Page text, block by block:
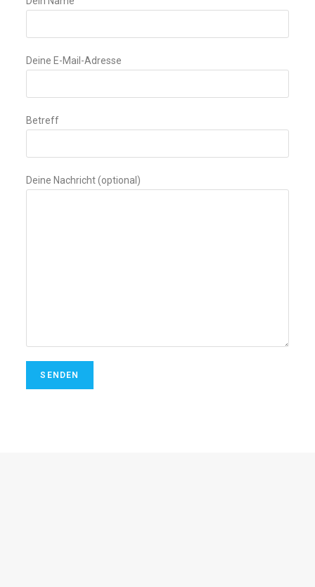
Deine E-Mail-Adresse
Betreff
Deine Nachricht (optional)